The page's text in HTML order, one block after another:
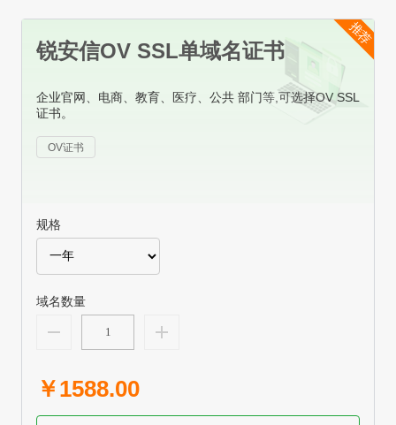
推荐
锐安信OV SSL单域名证书
企业官网、电商、教育、医疗、公共 部门等,可选择OV SSL
证书。
OV证书
规格
域名数量
￥1588.00